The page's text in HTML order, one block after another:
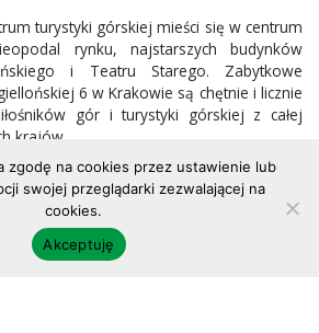
turystyki górskiej mieści się w centrum
rynku, najstarszych budynków
i Teatru Starego. Zabytkowe
6 w Krakowie są chętnie i licznie
gór i turystyki górskiej z całej
krajów.
Centralnego Ośrodka Turystyki
Wszystkim chętnym udzielamy
i mailowych.
zgodę na cookies przez ustawienie lub
swojej przeglądarki zezwalającej na
cookies.
Akceptuję